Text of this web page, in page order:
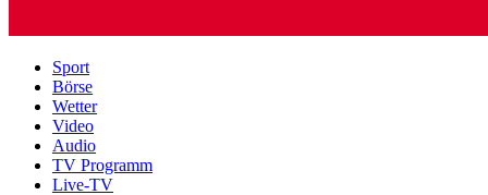
Sport
Börse
Wetter
Video
Audio
TV Programm
Live-TV